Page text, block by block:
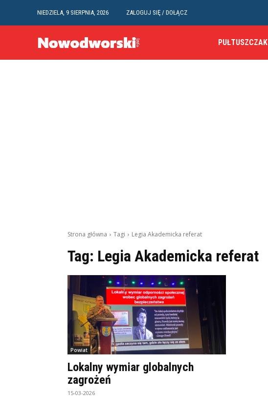
NIEDZIELA, 9 SIERPNIA, 2026 ZALOGUJ SIĘ / DOŁĄCZ
PUŁTUSZCZAK
Strona główna Tagi Legia Akademicka referat
Tag: Legia Akademicka referat
Powiat
Lokalny wymiar globalnych
zagrożeń
15-03-2026